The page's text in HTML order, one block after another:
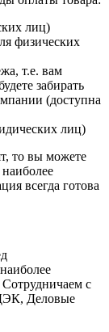
лиц)
физических
т.е. вам
забирать
(доступна
лиц)
то вы можете
всегда готова
с
Деловые